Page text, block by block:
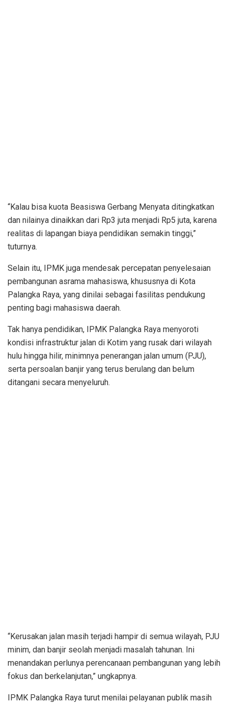
“Kalau bisa kuota Beasiswa Gerbang Menyata ditingkatkan
dan nilainya dinaikkan dari Rp3 juta menjadi Rp5 juta, karena
realitas di lapangan biaya pendidikan semakin tinggi,”
tuturnya.
Selain itu, IPMK juga mendesak percepatan penyelesaian
pembangunan asrama mahasiswa, khususnya di Kota
Palangka Raya, yang dinilai sebagai fasilitas pendukung
penting bagi mahasiswa daerah.
Tak hanya pendidikan, IPMK Palangka Raya menyoroti
kondisi infrastruktur jalan di Kotim yang rusak dari wilayah
hulu hingga hilir, minimnya penerangan jalan umum (PJU),
serta persoalan banjir yang terus berulang dan belum
ditangani secara menyeluruh.
“Kerusakan jalan masih terjadi hampir di semua wilayah, PJU
minim, dan banjir seolah menjadi masalah tahunan. Ini
menandakan perlunya perencanaan pembangunan yang lebih
fokus dan berkelanjutan,” ungkapnya.
IPMK Palangka Raya turut menilai pelayanan publik masih